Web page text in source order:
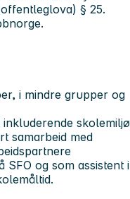
§ 25.
i mindre grupper og
skolemiljø
samarbeid med
og som assistent i